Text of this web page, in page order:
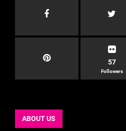
57
Followers
ABOUT US